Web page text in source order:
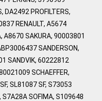
DA2492 PROFILTERS,
RENAULT, A5674
A8670 SAKURA, 90003801
SANDERSON,
SANDVIK, 60222812
SCHAEFFER,
SL81087 SF, S73053
S7A28A SOFIMA, S109648